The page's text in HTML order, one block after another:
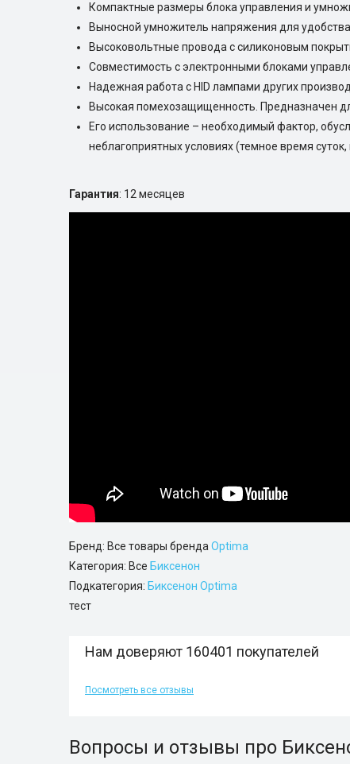
Компактные размеры блока управления и
Выносной умножитель напряжения для
Высоковольтные провода с силиконовым
Совместимость с электронными блоками
Надежная работа с HID лампами других
Высокая помехозащищенность. Предназначен
Его использование – необходимый фактор,
неблагоприятных условиях (темное время
Гарантия: 12 месяцев
Бренд: Все товары бренда Optima
Категория: Все Биксенон
Подкатегория: Биксенон Optima
тест
Нам доверяют 160401 покупателей
Посмотреть все отзывы
Вопросы и отзывы про